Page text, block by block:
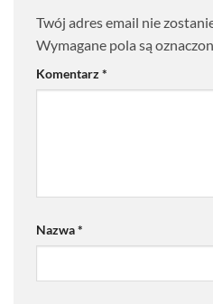
Twój adres email nie
Wymagane pola są
Komentarz*
Nazwa*